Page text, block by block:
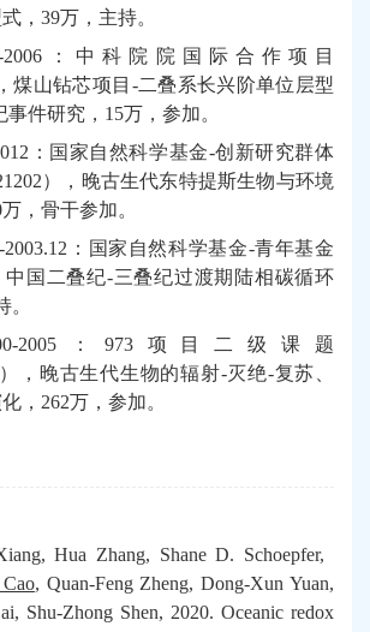
， 39万，主持。
2006 ：中科院院国际合作项目
煤山钻芯项目 -二叠系长兴阶单位层型
事件研究， 15万，参加。
：国家自然科学基金-创新研究群体
），晚古生代东特提斯生物与环境
万，骨干参加。
2003.12 ：国家自然科学基金-青年基金
中国二叠纪-三叠纪过渡期陆相碳循环
。
2005： 973项目二级课题
，晚古生代生物的辐射-灭绝-复苏、
， 262万，参加。
Hua Zhang, Shane D. Schoepfer,
, Quan-Feng Zheng, Dong-Xun Yuan,
Shu-Zhong Shen, 2020. Oceanic redox